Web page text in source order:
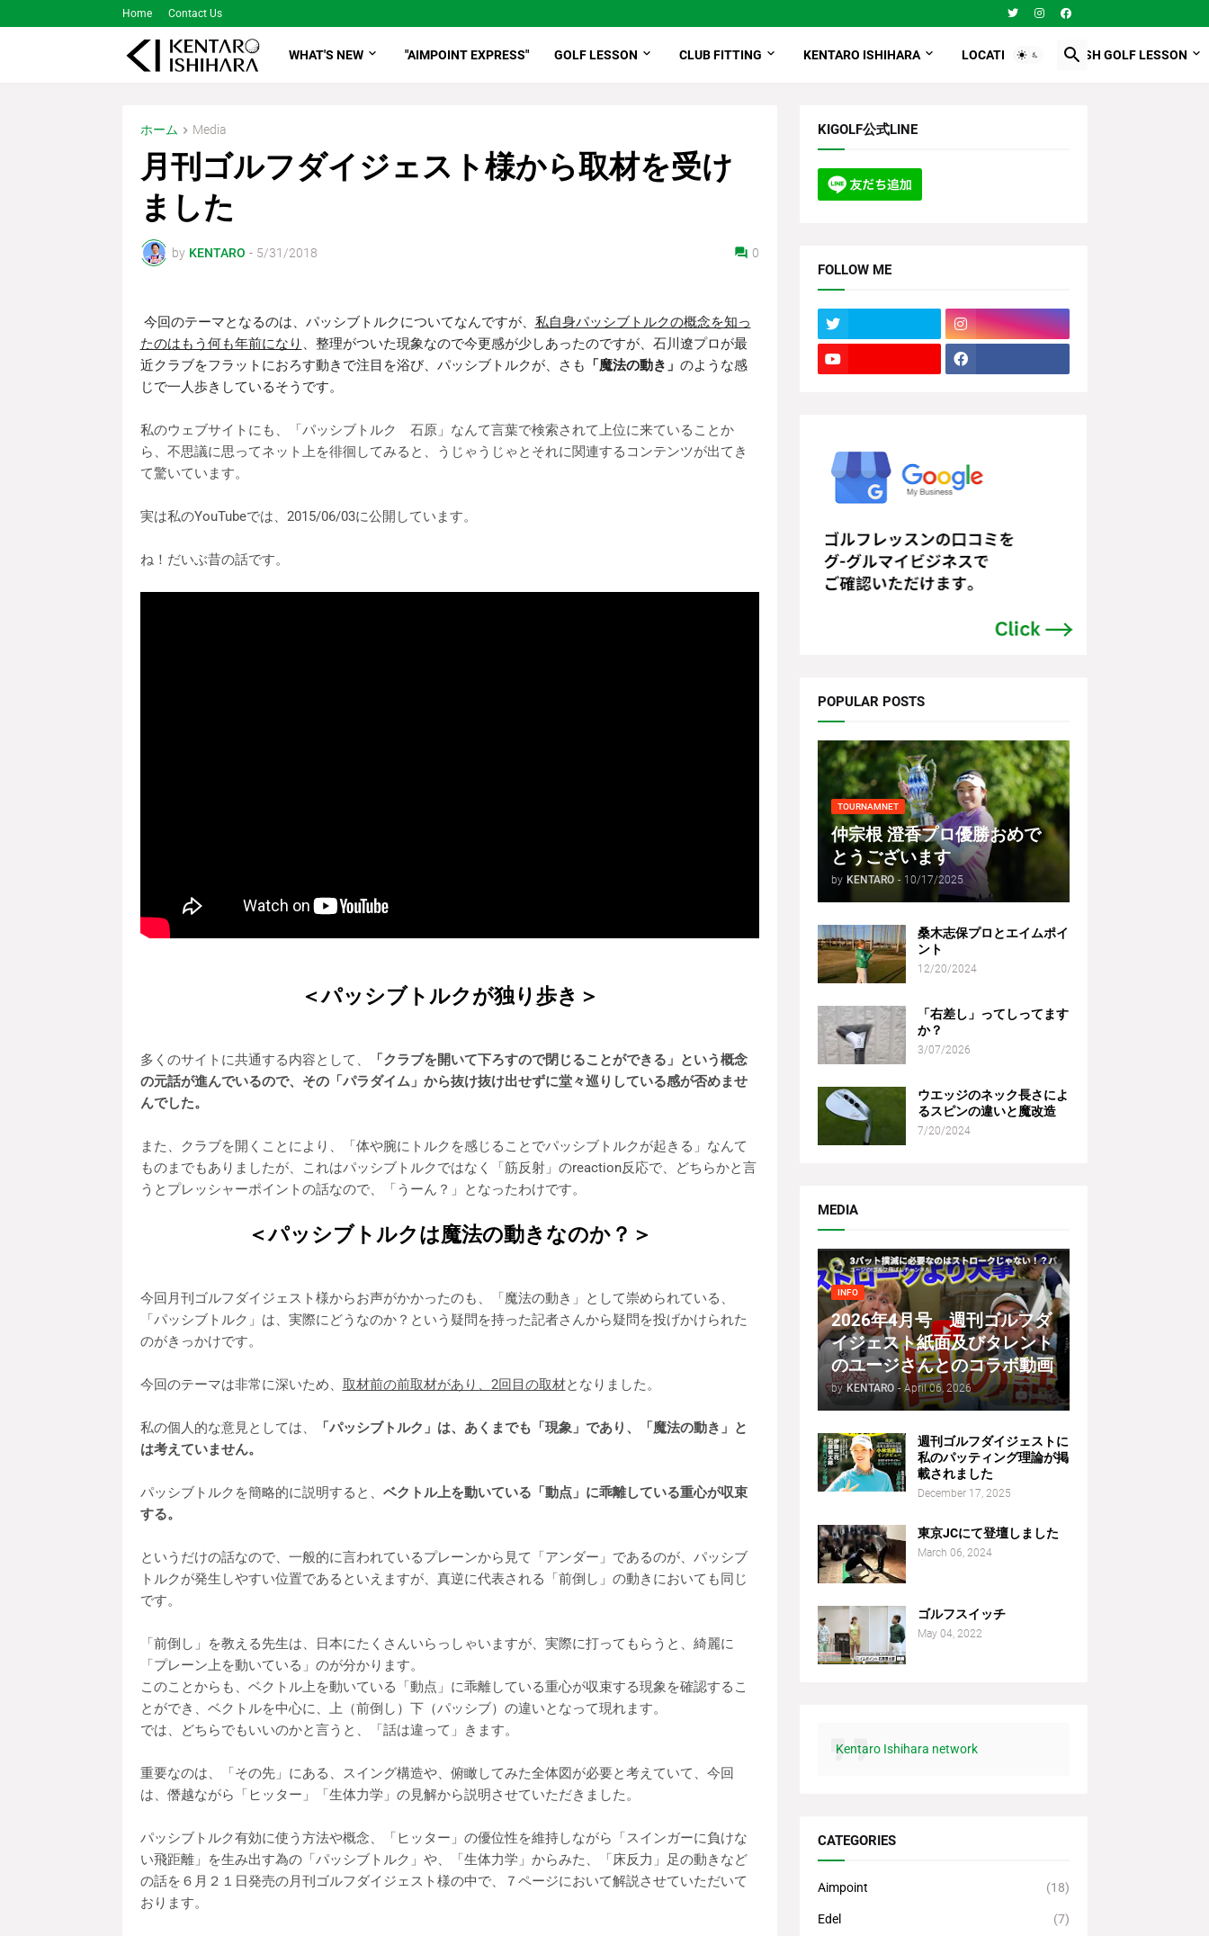
Home Contact Us
WHAT'S NEW "AIMPOINT EXPRESS" GOLF LESSON CLUB FITTING KENTARO ISHIHARA LOCATION ENGLISH GOLF LESSON
ホーム Media
月刊ゴルフダイジェスト様から取材を受け
ました
by KENTARO - 5/31/2018 0
今回のテーマとなるのは、パッシブトルクについてなんですが、 私自身パッシブトルクの概念を知っ
たのはもう何も年前になり 、整理がついた現象なので今更感が少しあったのですが、石川遼プロが最
近クラブをフラットにおろす動きで注目を浴び、パッシブトルクが、さも 「魔法の動き」 のような感
じで一人歩きしているそうです。
私のウェブサイトにも、「パッシブトルク 石原」なんて言葉で検索されて上位に来ていることか
ら、不思議に思ってネット上を徘徊してみると、うじゃうじゃとそれに関連するコンテンツが出てき
て驚いています。
実は私のYouTubeでは、2015/06/03に公開しています。
ね！だいぶ昔の話です。
＜パッシブトルクが独り歩き＞
多くのサイトに共通する内容として、
「クラブを開いて下ろすので閉じることができる」という概念
の元話が進んでいるので、その「パラダイム」から抜け抜け出せずに堂々巡りしている感が否めませ
んでした。
また、クラブを開くことにより、「体や腕にトルクを感じることでパッシブトルクが起きる」なんて
ものまでもありましたが、これはパッシブトルクではなく「筋反射」のreaction反応で、どちらかと言
うとプレッシャーポイントの話なので、「うーん？」となったわけです。
＜パッシブトルクは魔法の動きなのか？＞
今回月刊ゴルフダイジェスト様からお声がかかったのも、「魔法の動き」として崇められている、
「パッシブトルク」は、実際にどうなのか？という疑問を持った記者さんから疑問を投げかけられた
のがきっかけです。
今回のテーマは非常に深いため、 取材前の前取材があり、2回目の取材となりました。
私の個人的な意見としては、
「パッシブトルク」は、あくまでも「現象」であり、「魔法の動き」と
は考えていません。
パッシブトルクを簡略的に説明すると、 ベクトル上を動いている「動点」に乖離している重心が収束
する。
というだけの話なので、一般的に言われているプレーンから見て「アンダー」であるのが、パッシブ
トルクが発生しやすい位置であるといえますが、真逆に代表される「前倒し」の動きにおいても同じ
です。
「前倒し」を教える先生は、日本にたくさんいらっしゃいますが、実際に打ってもらうと、綺麗に
「プレーン上を動いている」のが分かります。
このことからも、ベクトル上を動いている「動点」に乖離している重心が収束する現象を確認するこ
とができ、ベクトルを中心に、上（前倒し）下（パッシブ）の違いとなって現れます。
では、どちらでもいいのかと言うと、「話は違って」きます。
重要なのは、「その先」にある、スイング構造や、俯瞰してみた全体図が必要と考えていて、今回
は、僭越ながら「ヒッター」「生体力学」の見解から説明させていただきました。
パッシブトルク有効に使う方法や概念、「ヒッター」の優位性を維持しながら「スインガーに負けな
い飛距離」を生み出す為の「パッシブトルク」や、「生体力学」からみた、「床反力」足の動きなど
の話を６月２１日発売の月刊ゴルフダイジェスト様の中で、７ページにおいて解説させていただいて
おります。
KIGOLF公式LINE
FOLLOW ME
POPULAR POSTS
TOURNAMNET
仲宗根 澄香プロ優勝おめで
とうございます
by KENTARO - 10/17/2025
桑木志保プロとエイムポイ
ント
12/20/2024
「右差し」ってしってます
か？
3/07/2026
ウエッジのネック長さによ
るスピンの違いと魔改造
7/20/2024
MEDIA
INFO
2026年4月号 週刊ゴルフダ
イジェスト紙面及びタレント
のユージさんとのコラボ動画
by KENTARO - April 06, 2026
週刊ゴルフダイジェストに
私のパッティング理論が掲
載されました
December 17, 2025
東京JCにて登壇しました
March 06, 2024
ゴルフスイッチ
May 04, 2022
Kentaro Ishihara network
CATEGORIES
Aimpoint (18)
Edel (7)